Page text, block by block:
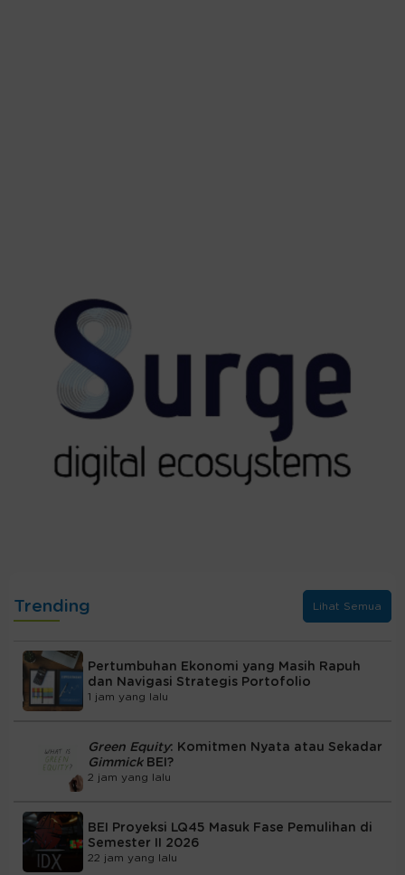
Trending Lihat Semua
Pertumbuhan Ekonomi yang Masih Rapuh
dan Navigasi Strategis Portofolio
1 jam yang lalu
Green Equity: Komitmen Nyata atau Sekadar
Gimmick BEI?
2 jam yang lalu
BEI Proyeksi LQ45 Masuk Fase Pemulihan di
Semester II 2026
22 jam yang lalu